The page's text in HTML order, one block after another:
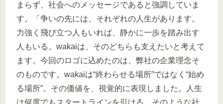
まらず、社会へのメッセージであると強調していま
す。「争いの先には、それぞれの人生があります。
力強く飛び立つ人もいれば、静かに一歩を踏み出す
人もいる。wakaiは、そのどちらも支えたいと考えて
ます。今回のロゴに込めたのは、弊社の企業理念そ
のものです。wakaiは“終わらせる場所”ではなく“始め
る場所”。その価値を、視覚的に表現しました。人生